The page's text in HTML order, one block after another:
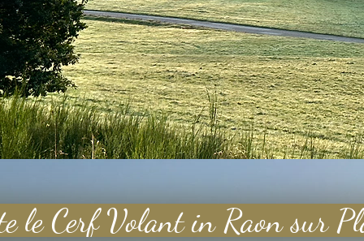
le Cerf Volant in Raon sur